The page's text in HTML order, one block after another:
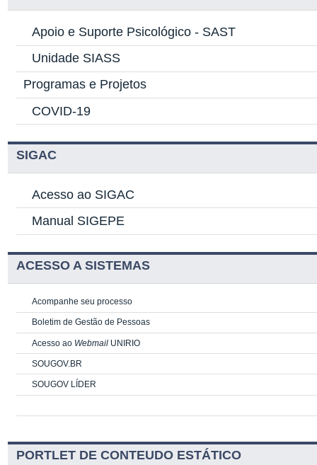
Apoio e Suporte Psicológico - SAST
Unidade SIASS
Programas e Projetos
COVID-19
SIGAC
Acesso ao SIGAC
Manual SIGEPE
ACESSO A SISTEMAS
Acompanhe seu processo
Boletim de Gestão de Pessoas
Acesso ao Webmail UNIRIO
SOUGOV.BR
SOUGOV LÍDER
PORTLET DE CONTEUDO ESTÁTICO